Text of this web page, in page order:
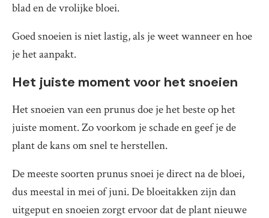
blad en de vrolijke bloei.
Goed snoeien is niet lastig, als je weet wanneer en hoe
je het aanpakt.
Het juiste moment voor het snoeien
Het snoeien van een prunus doe je het beste op het
juiste moment. Zo voorkom je schade en geef je de
plant de kans om snel te herstellen.
De meeste soorten prunus snoei je direct na de bloei,
dus meestal in mei of juni. De bloeitakken zijn dan
uitgeput en snoeien zorgt ervoor dat de plant nieuwe